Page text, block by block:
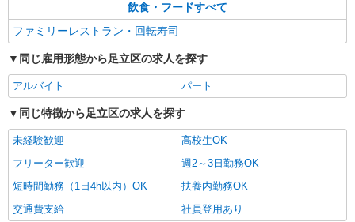
飲食・フードすべて
ファミリーレストラン・回転寿司
同じ雇用形態から足立区の求人を探す
アルバイト パート
同じ特徴から足立区の求人を探す
未経験歓迎
高校生OK
フリーター歓迎
週2～3日勤務OK
短時間勤務（1日4h以内）OK
扶養内勤務OK
交通費支給
社員登用あり